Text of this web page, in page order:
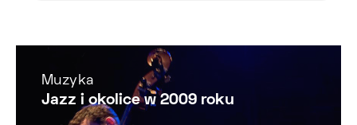
Muzyka
Jazz i okolice w 2009 roku